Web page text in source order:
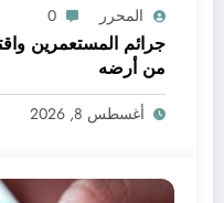
المحرر 0
جرائم المستعمرين
من أرضه
أغسطس 8, 2026